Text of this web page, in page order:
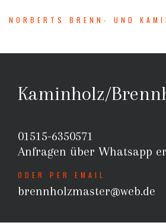
NORBERTS BRENN- UND
Kaminholz/
01515-6350571
Anfragen über Whatsapp
ODER PER EMAIL
brennholzmaster@web.de